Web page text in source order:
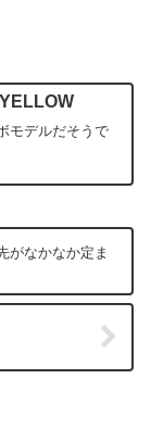
モデルだそうで
がなかなか定ま